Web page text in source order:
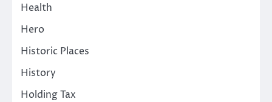
Health
Hero
Historic Places
History
Holding Tax